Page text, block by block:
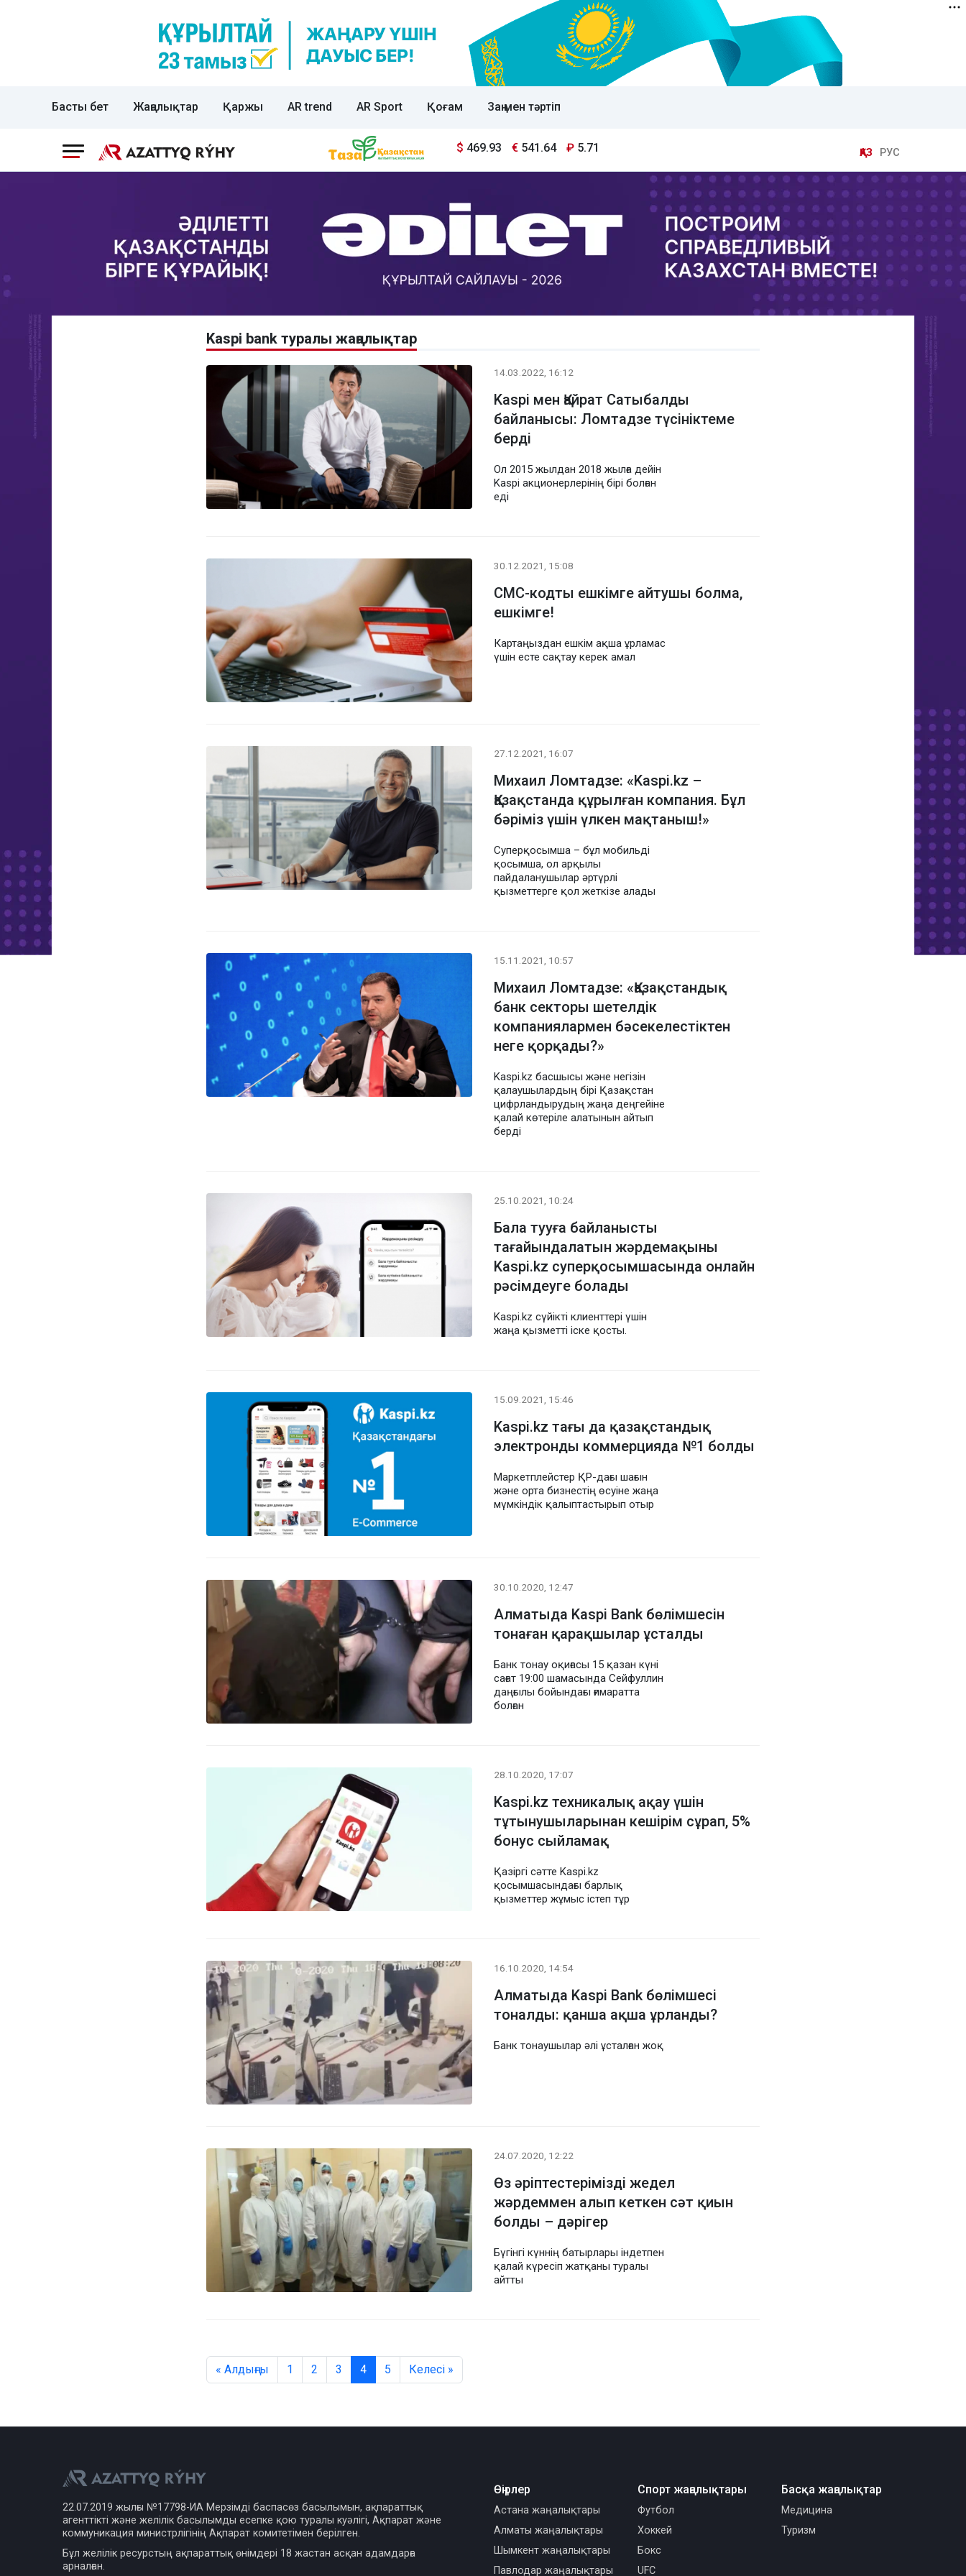
Басты бет Жаңалықтар Қаржы AR trend AR Sport Қоғам Заң мен тәртіп
$ 469.93 € 541.64 ₽ 5.71 ҚАЗ РУС
Kaspi bank туралы жаңалықтар
14.03.2022, 16:12
Kaspi мен Қайрат Сатыбалды
байланысы: Ломтадзе түсініктеме
берді
Ол 2015 жылдан 2018 жылға дейін
Kaspi акционерлерінің бірі болған
еді
30.12.2021, 15:08
СМС-кодты ешкімге айтушы болма,
ешкімге!
Картаңыздан ешкім ақша ұрламас
үшін есте сақтау керек амал
27.12.2021, 16:07
Михаил Ломтадзе: «Kaspi.kz –
Қазақстанда құрылған компания. Бұл
бәріміз үшін үлкен мақтаныш!»
Суперқосымша – бұл мобильді
қосымша, ол арқылы
пайдаланушылар әртүрлі
қызметтерге қол жеткізе алады
15.11.2021, 10:57
Михаил Ломтадзе: «Қазақстандық
банк секторы шетелдік
компаниялармен бәсекелестіктен
неге қорқады?»
Kaspi.kz басшысы және негізін
қалаушылардың бірі Қазақстан
цифрландырудың жаңа деңгейіне
қалай көтеріле алатынын айтып
берді
25.10.2021, 10:24
Бала тууға байланысты
тағайындалатын жәрдемақыны
Kaspi.kz суперқосымшасында онлайн
рәсімдеуге болады
Kaspi.kz сүйікті клиенттері үшін
жаңа қызметті іске қосты.
15.09.2021, 15:46
Kaspi.kz тағы да қазақстандық
электронды коммерцияда №1 болды
Маркетплейстер ҚР-дағы шағын
және орта бизнестің өсуіне жаңа
мүмкіндік қалыптастырып отыр
30.10.2020, 12:47
Алматыда Kaspi Bank бөлімшесін
тонаған қарақшылар ұсталды
Банк тонау оқиғасы 15 қазан күні
сағат 19:00 шамасында Сейфуллин
даңғылы бойындағы ғимаратта
болған
28.10.2020, 17:07
Kaspi.kz техникалық ақау үшін
тұтынушыларынан кешірім сұрап, 5%
бонус сыйламақ
Қазіргі сәтте Kaspi.kz
қосымшасындағы барлық
қызметтер жұмыс істеп тұр
16.10.2020, 14:54
Алматыда Kaspi Bank бөлімшесі
тоналды: қанша ақша ұрланды?
Банк тонаушылар әлі ұсталған жоқ
24.07.2020, 12:22
Өз әріптестерімізді жедел
жәрдеммен алып кеткен сәт қиын
болды – дәрігер
Бүгінгі күннің батырлары індетпен
қалай күресіп жатқаны туралы
айтты
« Алдыңғы 1 2 3 4 5 Келесі »
22.07.2019 жылғы №17798-ИА Мерзімді баспасөз басылымын, ақпараттық
агенттікті және желілік басылымды есепке қою туралы куәлігі, Ақпарат және
коммуникация министрлігінің Ақпарат комитетімен берілген.
Бұл желілік ресурстың ақпараттық өнімдері 18 жастан асқан адамдарға
арналған.
Өңірлер
Астана жаңалықтары
Алматы жаңалықтары
Шымкент жаңалықтары
Павлодар жаңалықтары
Спорт жаңалықтары
Футбол
Хоккей
Бокс
UFC
Басқа жаңалықтар
Медицина
Туризм